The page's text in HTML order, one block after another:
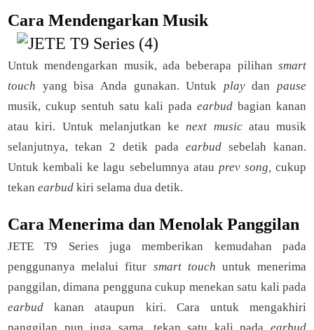
Cara Mendengarkan Musik
Untuk mendengarkan musik, ada beberapa pilihan smart
touch yang bisa Anda gunakan. Untuk playdan pause
musik, cukup sentuh satu kali pada earbud bagian kanan
atau kiri. Untuk melanjutkan kenext musicatau musik
selanjutnya, tekan 2 detik pada earbud sebelah kanan.
Untuk kembali ke lagu sebelumnya atau prev song, cukup
tekan earbud kiri selama dua detik.
Cara Menerima dan Menolak Panggilan
JETE T9 Series juga memberikan kemudahan pada
penggunanya melalui fitur smart touch untuk menerima
panggilan, dimana pengguna cukup menekan satu kali pada
earbud kanan ataupun kiri. Cara untuk mengakhiri